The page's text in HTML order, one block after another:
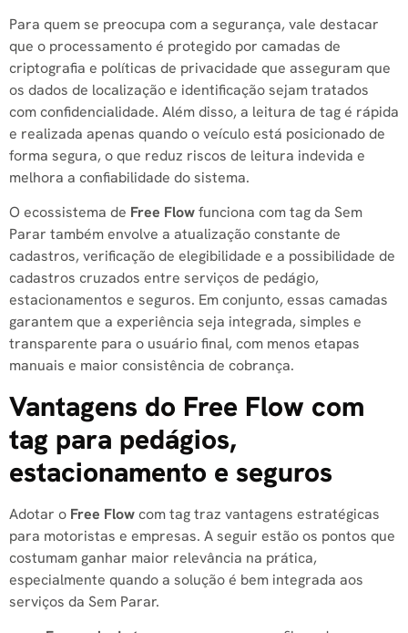
Para quem se preocupa com a segurança, vale destacar
que o processamento é protegido por camadas de
criptografia e políticas de privacidade que asseguram que
os dados de localização e identificação sejam tratados
com confidencialidade. Além disso, a leitura de tag é rápida
e realizada apenas quando o veículo está posicionado de
forma segura, o que reduz riscos de leitura indevida e
melhora a confiabilidade do sistema.
O ecossistema de Free Flowfunciona com tag da Sem
Parar também envolve a atualização constante de
cadastros, verificação de elegibilidade e a possibilidade de
cadastros cruzados entre serviços de pedágio,
estacionamentos e seguros. Em conjunto, essas camadas
garantem que a experiência seja integrada, simples e
transparente para o usuário final, com menos etapas
manuais e maior consistência de cobrança.
Vantagens do Free Flow com
tag para pedágios,
estacionamento e seguros
Adotar o Free Flowcom tag traz vantagens estratégicas
para motoristas e empresas. A seguir estão os pontos que
costumam ganhar maior relevância na prática,
especialmente quando a solução é bem integrada aos
serviços da Sem Parar.